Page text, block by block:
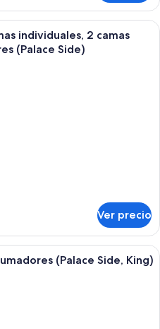
Habitación de hotel con dos camas,
individuales, 2 camas
(Palace Side)
Ver precio
Una habitación de hotel con una
(Palace Side, King)